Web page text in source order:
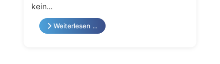
kein...
Weiterlesen …